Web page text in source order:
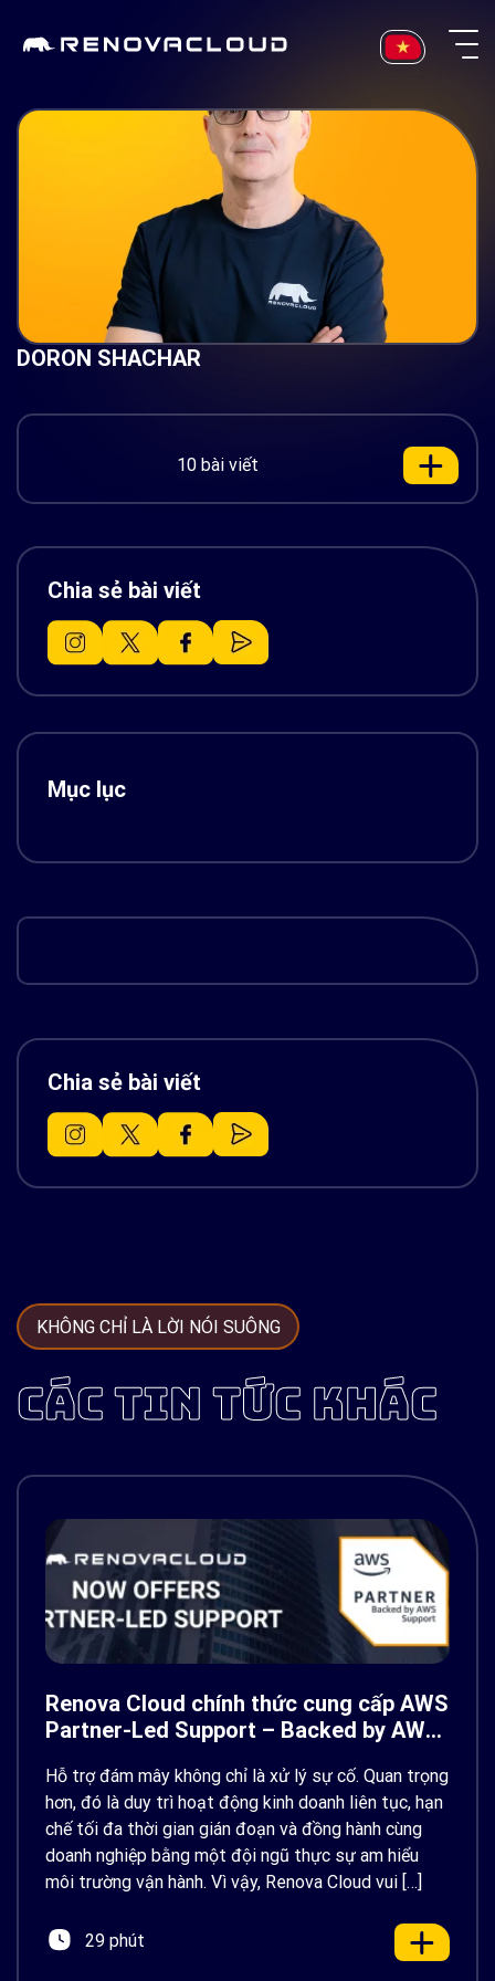
DORON SHACHAR
10 bài viết
Chia sẻ bài viết
Mục lục
Chia sẻ bài viết
KHÔNG CHỈ LÀ LỜI NÓI SUÔNG
CÁC TIN TỨC KHÁC
Renova Cloud chính thức cung cấp AWS
Partner-Led Support – Backed by AWS
Hỗ trợ đám mây không chỉ là xử lý sự cố. Quan trọng
hơn, đó là duy trì hoạt động kinh doanh liên tục, hạn
chế tối đa thời gian gián đoạn và đồng hành cùng
doanh nghiệp bằng một đội ngũ thực sự am hiểu
môi trường vận hành. Vì vậy, Renova Cloud vui […]
29 phút